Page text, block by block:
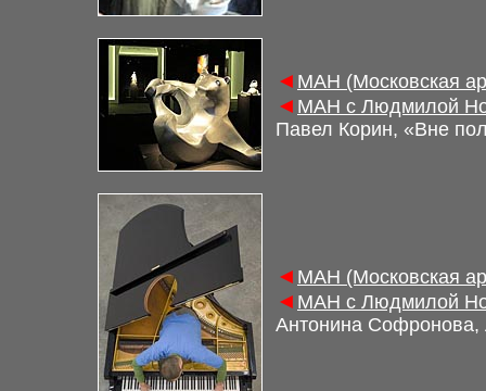
◄ МАН (Московская
◄ МАН с Людмилой
Павел Корин, «Вне
◄ МАН (Московская
◄ МАН с Людмилой
Антонина